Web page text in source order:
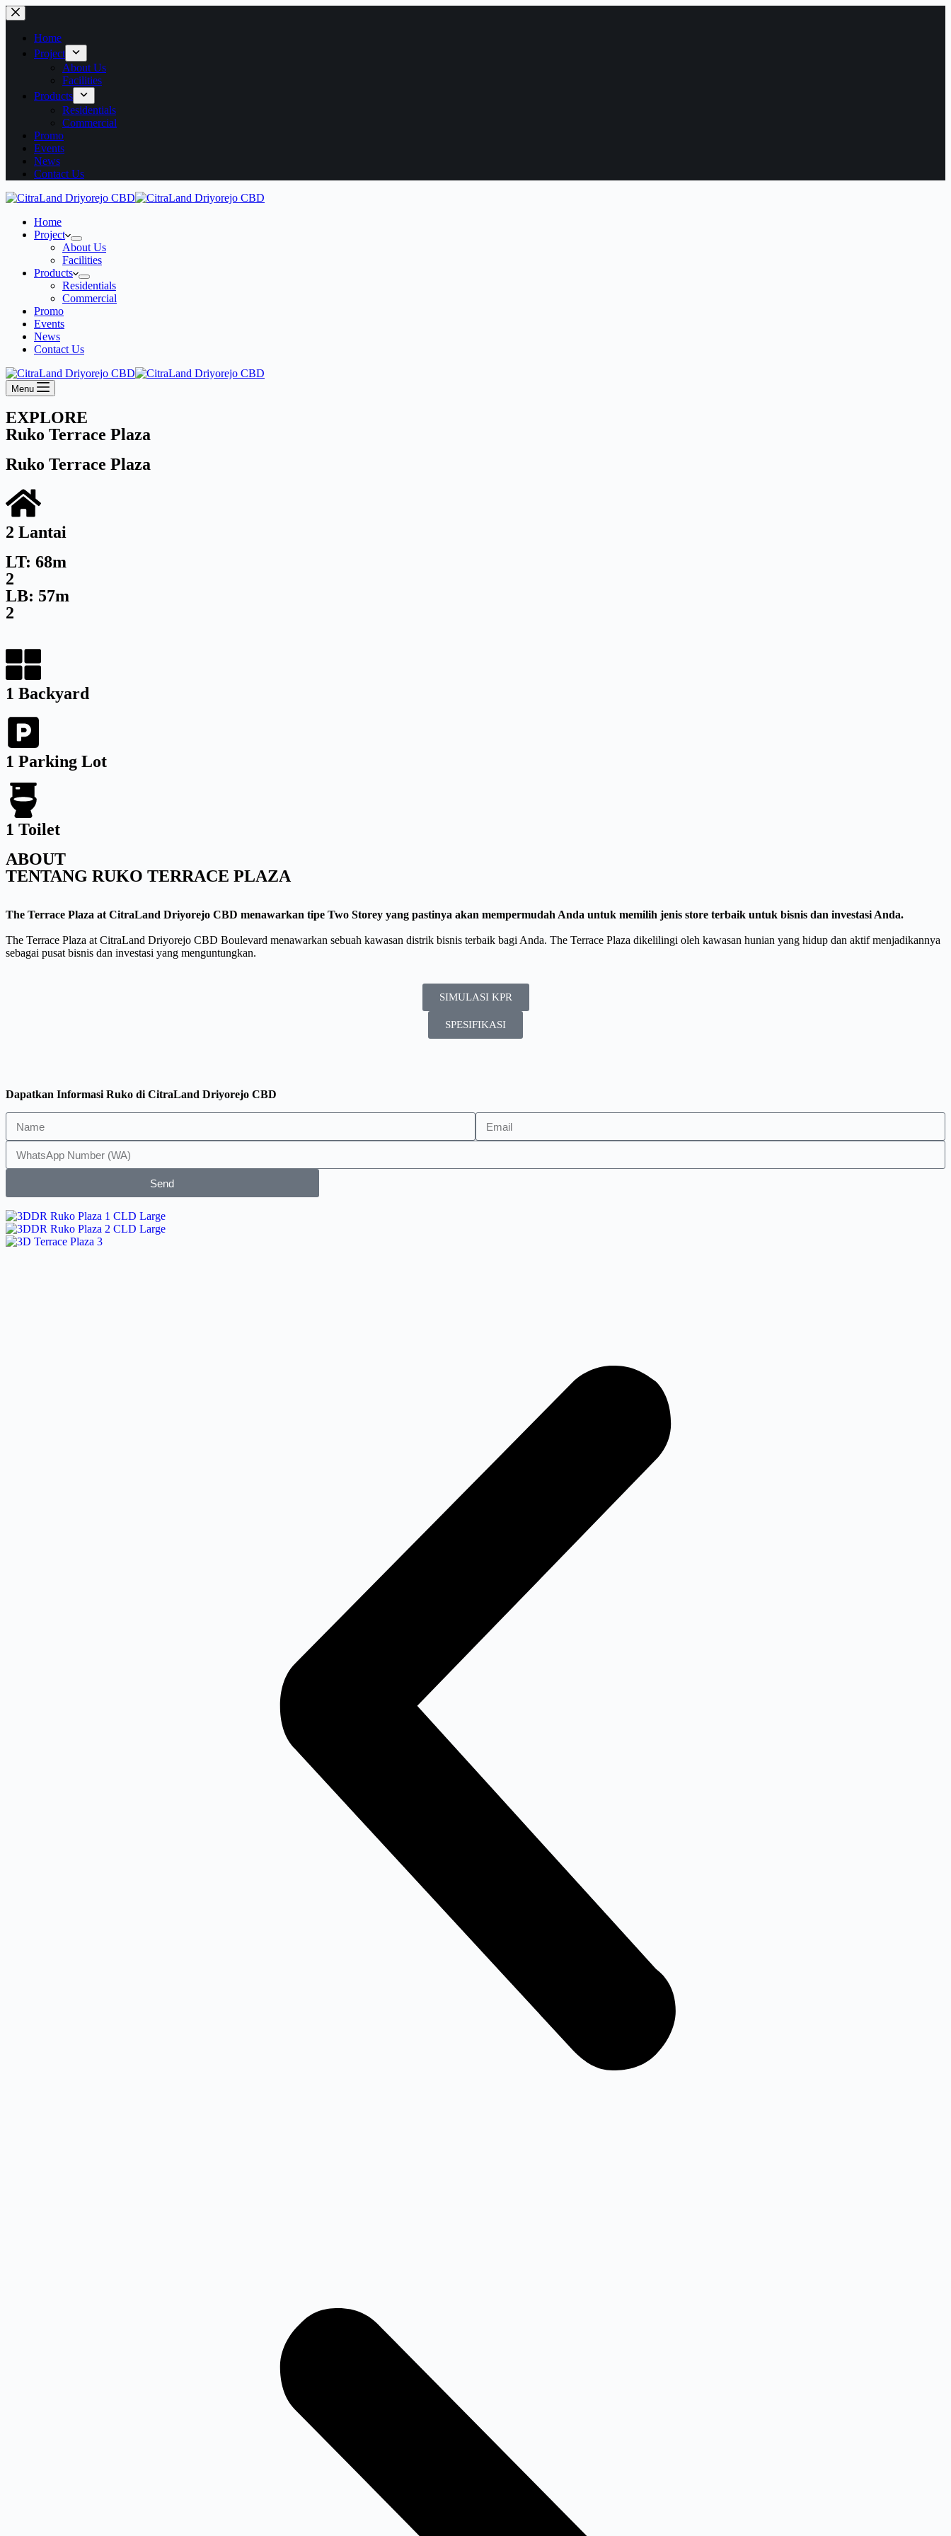
Home
Project
About Us
Facilities
Products
Residentials
Commercial
Promo
Events
News
Contact Us
Home
Project
About Us
Facilities
Products
Residentials
Commercial
Promo
Events
News
Contact Us
Menu
EXPLORE
Ruko Terrace Plaza
Ruko Terrace Plaza
2 Lantai
LT: 68m
2
LB: 57m
2
1 Backyard
1 Parking Lot
1 Toilet
ABOUT
TENTANG RUKO TERRACE PLAZA
The Terrace Plaza at CitraLand Driyorejo CBD menawarkan tipe Two Storey yang pastinya akan mempermudah Anda untuk memilih jenis store terbaik untuk bisnis dan investasi Anda.
The Terrace Plaza at CitraLand Driyorejo CBD Boulevard menawarkan sebuah kawasan distrik bisnis terbaik bagi Anda. The Terrace Plaza dikelilingi oleh kawasan hunian yang hidup dan aktif menjadikannya
sebagai pusat bisnis dan investasi yang menguntungkan.
SIMULASI KPR
SPESIFIKASI
Dapatkan Informasi Ruko di CitraLand Driyorejo CBD
Send